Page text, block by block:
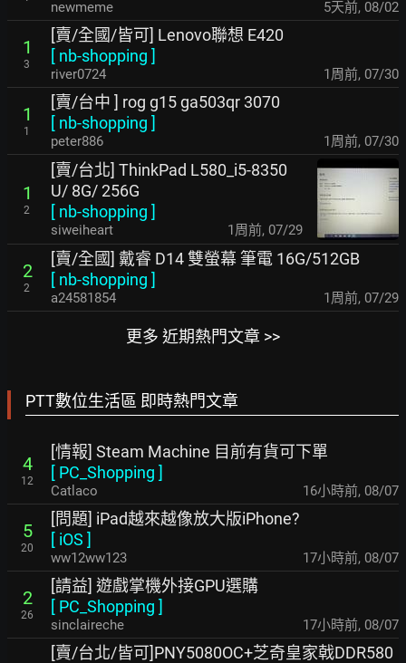
newmeme 5天前, 08/02
1
3
[賣/全國/皆可] Lenovo聯想 E420
[ nb-shopping ]
river0724 1周前, 07/30
1
1
[賣/台中 ] rog g15 ga503qr 3070
[ nb-shopping ]
peter886 1周前, 07/30
1
2
[賣/台北] ThinkPad L580_i5-8350
U/ 8G/ 256G
[ nb-shopping ]
siweiheart 1周前, 07/29
2
2
[賣/全國] 戴睿 D14 雙螢幕 筆電 16G/512GB
[ nb-shopping ]
a24581854 1周前, 07/29
更多 近期熱門文章 >>
PTT數位生活區 即時熱門文章
4
12
[情報] Steam Machine 目前有貨可下單
[ PC_Shopping ]
Catlaco 16小時前, 08/07
5
20
[問題] iPad越來越像放大版iPhone?
[ iOS ]
ww12ww123 17小時前, 08/07
2
26
[請益] 遊戲掌機外接GPU選購
[ PC_Shopping ]
sinclaireche 17小時前, 08/07
[賣/台北/皆可]PNY5080OC+芝奇皇家戟DDR580